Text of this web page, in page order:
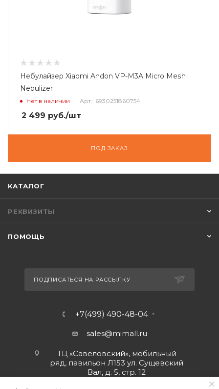
Небулайзер Xiaomi Andon VP-M3A Micro Mesh
Nebulizer
Нет в наличии Арт.: 6930251860754
2 499 руб./шт
ПОД ЗАКАЗ
КАТАЛОГ
РЕКВИЗИТЫ
ПОМОЩЬ
ПОДПИСАТЬСЯ НА РАССЫЛКУ
+7(499) 490-48-04
sales@mimall.ru
ТЦ «Савеловский», мобильный
ряд, павильон Л153 ул. Сущевский
Вал, д. 5, стр. 12